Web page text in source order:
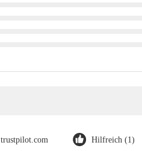
trustpilot.com Hilfreich (1)